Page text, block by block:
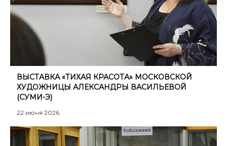
ВЫСТАВКА «ТИХАЯ КРАСОТА» МОСКОВСКОЙ
ХУДОЖНИЦЫ АЛЕКСАНДРЫ ВАСИЛЬЕВОЙ
(СУМИ-Э)
22 июня 2026